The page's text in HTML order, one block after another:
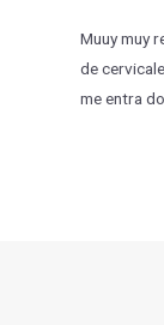
Muuy muy
de
me entra